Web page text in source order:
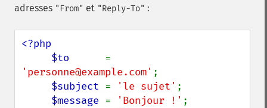
adresses "From" et "Reply-To" :
<?php
     $to
'personne@example.com' ;
$subject = 'le sujet' ;
$message = 'Bonjour !' ;